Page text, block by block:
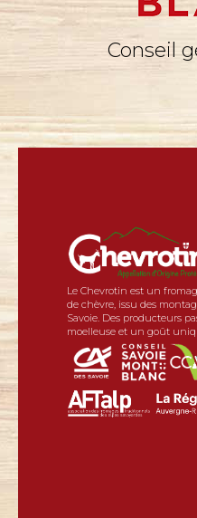
Conseil
Le Chevrotin est un
de chèvre, issu des
Savoie. Des producteurs
moelleuse et un goût